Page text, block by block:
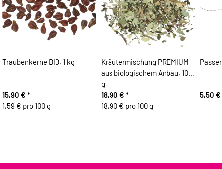
Traubenkerne BIO, 1 kg
15,90 € *
1,59 € pro 100 g
Kräutermischung PREMIUM
aus biologischem Anbau, 100
g
18,90 € *
18,90 € pro 100 g
5,50 €